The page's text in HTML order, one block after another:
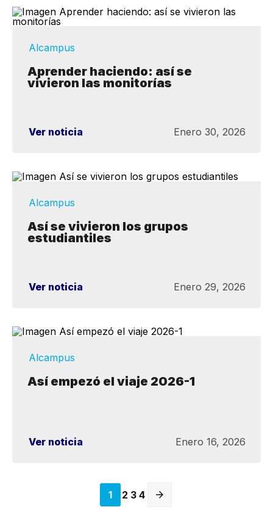
Alcampus
Aprender haciendo: así se
vivieron las monitorías
Ver noticia Enero 30, 2026
Alcampus
Así se vivieron los grupos
estudiantiles
Ver noticia Enero 29, 2026
Alcampus
Así empezó el viaje 2026-1
Ver noticia Enero 16, 2026
1 2 3 4